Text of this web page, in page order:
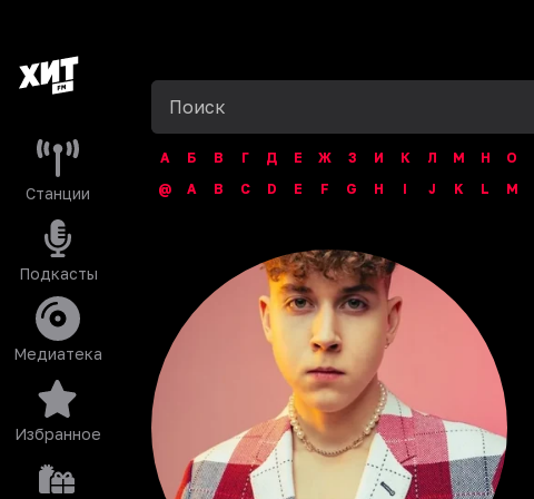
Станции
Подкасты
Медиатека
Избранное
А Б В Г Д Е Ж З И К Л М Н О
@
A B C D E F G H I J K L M